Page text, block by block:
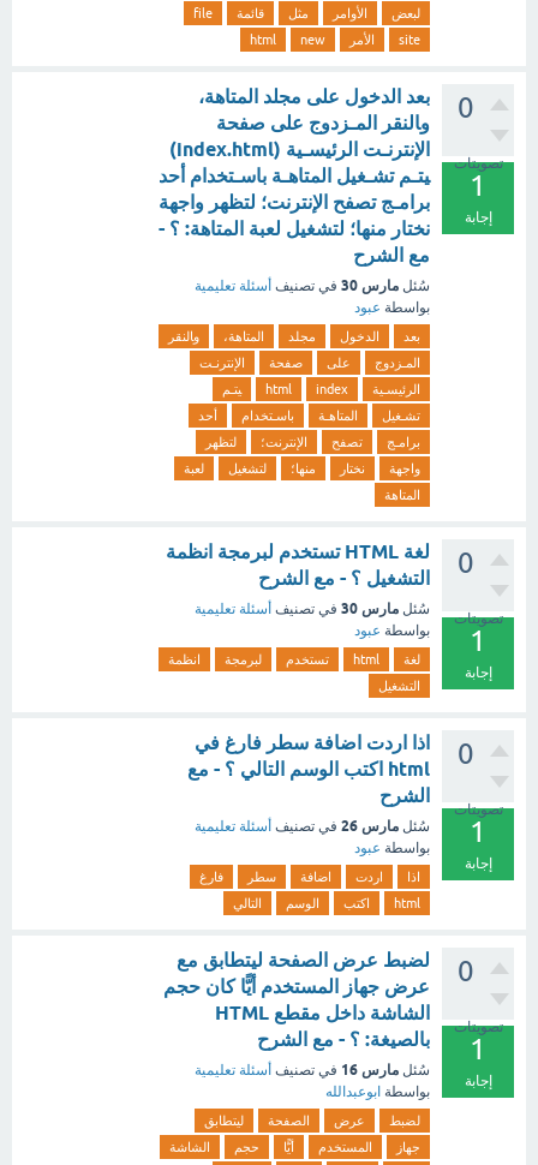
لبعض الأوامر مثل قائمة
file
site
الأمر new
html
0
تصويتات
1
إجابة
بعد الدخول على مجلد المتاهة،
وﺎﻟﻨﻘﺮ اﻟﻤـﺰدوج ﻋﻠﻰ ﺻﻔﺤﺔ
الإﻧﺘﺮﻧـﺖ اﻟﺮﺋﻴﺴـﻴﺔ (index.html)
ﻴﺘـﻢ ﺗﺸـﻐﻴﻞ اﻟﻤﺘﺎﻫـﺔ ﺑﺎﺳـﺘﺨﺪام أﺣﺪ
ﺑﺮاﻣـﺞ ﺗﺼﻔﺢ الإﻧﺘﺮﻧﺖ؛ لتظهر واجهة
نختار منها؛ لتشغيل لعبة المتاهة: ؟ -
مع الشرح
سُئل مارس 30 في تصنيف أسئلة تعليمية
بواسطة عبود
بعد الدخول مجلد المتاهة،
وﺎﻟﻨﻘﺮ
اﻟﻤـﺰدوج
ﻋﻠﻰ ﺻﻔﺤﺔ
الإﻧﺘﺮﻧـﺖ
اﻟﺮﺋﻴﺴـﻴﺔ
index
html
ﻴﺘـﻢ
ﺗﺸـﻐﻴﻞ
اﻟﻤﺘﺎﻫـﺔ ﺑﺎﺳـﺘﺨﺪام
أﺣﺪ
ﺑﺮاﻣـﺞ
ﺗﺼﻔﺢ الإﻧﺘﺮﻧﺖ؛
لتظهر
واجهة
نختار منها؛ لتشغيل
لعبة
المتاهة
0
تصويتات
1
إجابة
لغة HTML تستخدم لبرمجة انظمة
التشغيل ؟ - مع الشرح
سُئل مارس 30 في تصنيف أسئلة تعليمية
بواسطة عبود
لغة html تستخدم لبرمجة
انظمة
التشغيل
0
تصويتات
1
إجابة
اذا اردت اضافة سطر فارغ في
html اكتب الوسم التالي ؟ - مع
الشرح
سُئل مارس 26 في تصنيف أسئلة تعليمية
بواسطة عبود
اذا اردت اضافة سطر
فارغ
html
اكتب الوسم التالي
0
تصويتات
1
إجابة
لضبط عرض الصفحة ليتطابق مع
عرض جهاز المستخدم أيًّا كان حجم
الشاشة داخل مقطع HTML
بالصيغة: ؟ - مع الشرح
سُئل مارس 16 في تصنيف أسئلة تعليمية
بواسطة ابوعبدالله
لضبط عرض الصفحة
ليتطابق
جهاز
المستخدم أيًّا حجم
الشاشة